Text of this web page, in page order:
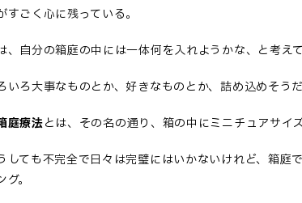
すごく心に残っている。
、自分の箱庭の中には一体何を入れようかな、と考えて
いろ大事なものとか、好きなものとか、詰め込めそうだ
庭療法とは、その名の通り、箱の中にミニチュアサ
しても不完全で日々は完璧にはいかないけれど、箱
。